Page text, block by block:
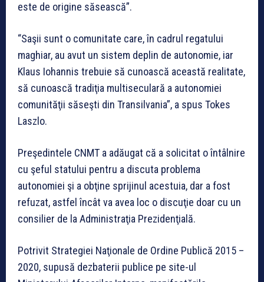
este de origine săsească”.
“Saşii sunt o comunitate care, în cadrul regatului
maghiar, au avut un sistem deplin de autonomie, iar
Klaus Iohannis trebuie să cunoască această realitate,
să cunoască tradiţia multiseculară a autonomiei
comunităţii săseşti din Transilvania”, a spus Tokes
Laszlo.
Preşedintele CNMT a adăugat că a solicitat o întâlnire
cu şeful statului pentru a discuta problema
autonomiei şi a obţine sprijinul acestuia, dar a fost
refuzat, astfel încât va avea loc o discuţie doar cu un
consilier de la Administraţia Prezidenţială.
Potrivit Strategiei Naţionale de Ordine Publică 2015 –
2020, supusă dezbaterii publice pe site-ul